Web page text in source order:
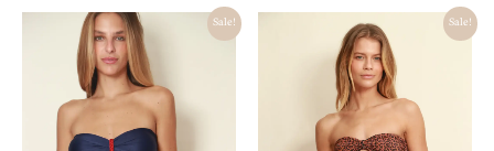
Sale!
O
preço
original
era:
R$ 387,00.
preço
atual
é:
R$ 309,00.
Sale!
preço
original
era:
R$ 298,00.
preço
atual
é:
R$ 209,00.